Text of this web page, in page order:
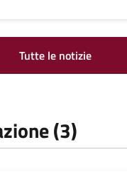
Tutte le notizie
(3)